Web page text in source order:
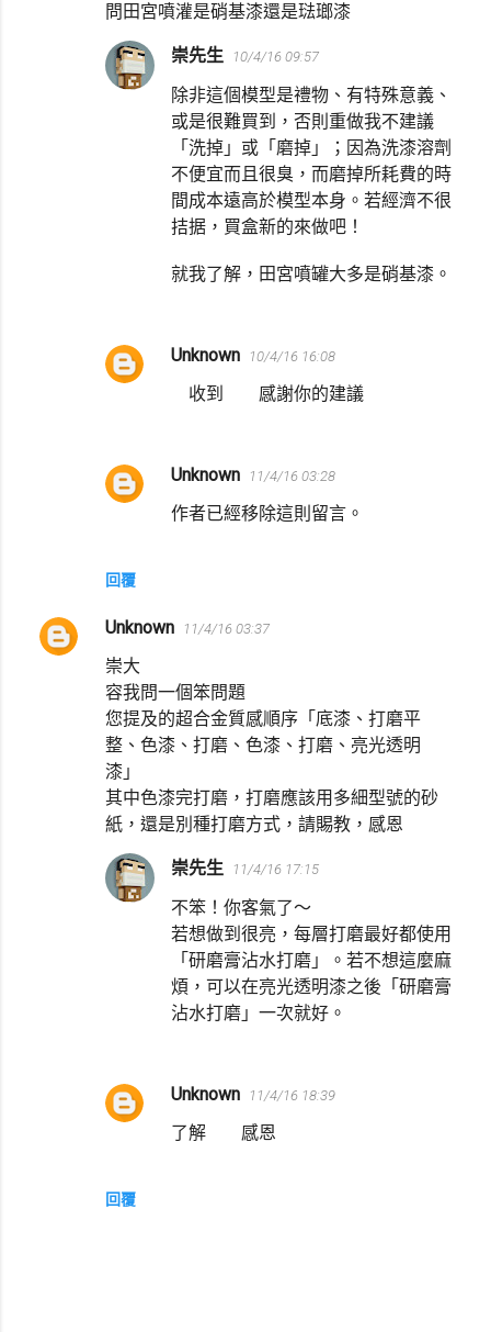
問田宮噴灌是硝基漆還是琺瑯漆
回覆
崇先生 10/4/16 09:57
除非這個模型是禮物、有特殊意義、
或是很難買到，否則重做我不建議
「洗掉」或「磨掉」；因為洗漆溶劑
不便宜而且很臭，而磨掉所耗費的時
間成本遠高於模型本身。若經濟不很
拮据，買盒新的來做吧！
就我了解，田宮噴罐大多是硝基漆。
Unknown 10/4/16 16:08
收到 感謝你的建議
Unknown 11/4/16 03:28
作者已經移除這則留言。
Unknown 11/4/16 03:37
崇大
容我問一個笨問題
您提及的超合金質感順序「底漆、打磨平
整、色漆、打磨、色漆、打磨、亮光透明
漆」
其中色漆完打磨，打磨應該用多細型號的砂
紙，還是別種打磨方式，請賜教，感恩
回覆
崇先生 11/4/16 17:15
不笨！你客氣了～
若想做到很亮，每層打磨最好都使用
「研磨膏沾水打磨」。若不想這麼麻
煩，可以在亮光透明漆之後「研磨膏
沾水打磨」一次就好。
Unknown 11/4/16 18:39
了解 感恩